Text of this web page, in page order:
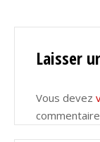
Laisser
Vous devez